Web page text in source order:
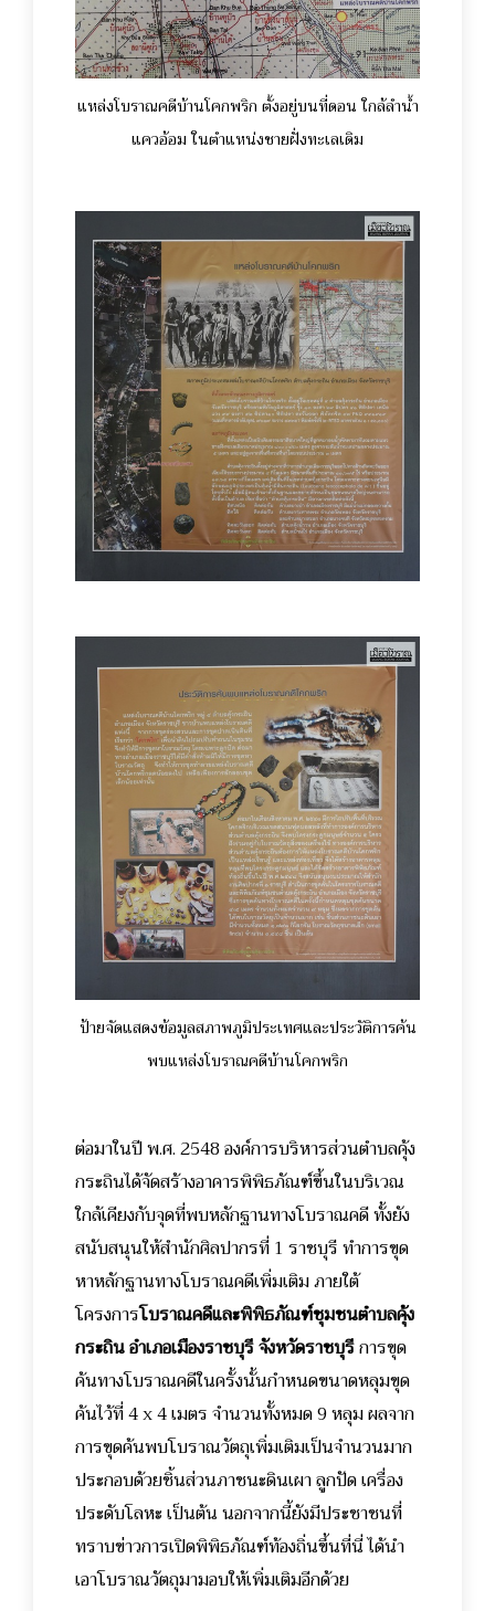
แหล่งโบราณคดีบ้านโคกพริก ตั้งอยู่บนที่ดอน ใกล้ลำน้ำ
แควอ้อม ในตำแหน่งชายฝั่งทะเลเดิม
ป้ายจัดแสดงข้อมูลสภาพภูมิประเทศและประวัติการค้น
พบแหล่งโบราณคดีบ้านโคกพริก
ต่อมาในปี พ.ศ. 2548 องค์การบริหารส่วนตำบลคุ้ง
กระถินได้จัดสร้างอาคารพิพิธภัณฑ์ขึ้นในบริเวณ
ใกล้เคียงกับจุดที่พบหลักฐานทางโบราณคดี ทั้งยัง
สนับสนุนให้สำนักศิลปากรที่ 1 ราชบุรี ทำการขุด
หาหลักฐานทางโบราณคดีเพิ่มเติม ภายใต้
โครงการโบราณคดีและพิพิธภัณฑ์ชุมชนตำบลคุ้ง
กระถิน อำเภอเมืองราชบุรี จังหวัดราชบุรีการขุด
ค้นทางโบราณคดีในครั้งนั้นกำหนดขนาดหลุมขุด
ค้นไว้ที่ 4 x 4 เมตร จำนวนทั้งหมด 9 หลุม ผลจาก
การขุดค้นพบโบราณวัตถุเพิ่มเติมเป็นจำนวนมาก
ประกอบด้วยชิ้นส่วนภาชนะดินเผา ลูกปัด เครื่อง
ประดับโลหะ เป็นต้น นอกจากนี้ยังมีประชาชนที่
ทราบข่าวการเปิดพิพิธภัณฑ์ท้องถิ่นขึ้นที่นี่ ได้นำ
เอาโบราณวัตถุมามอบให้เพิ่มเติมอีกด้วย